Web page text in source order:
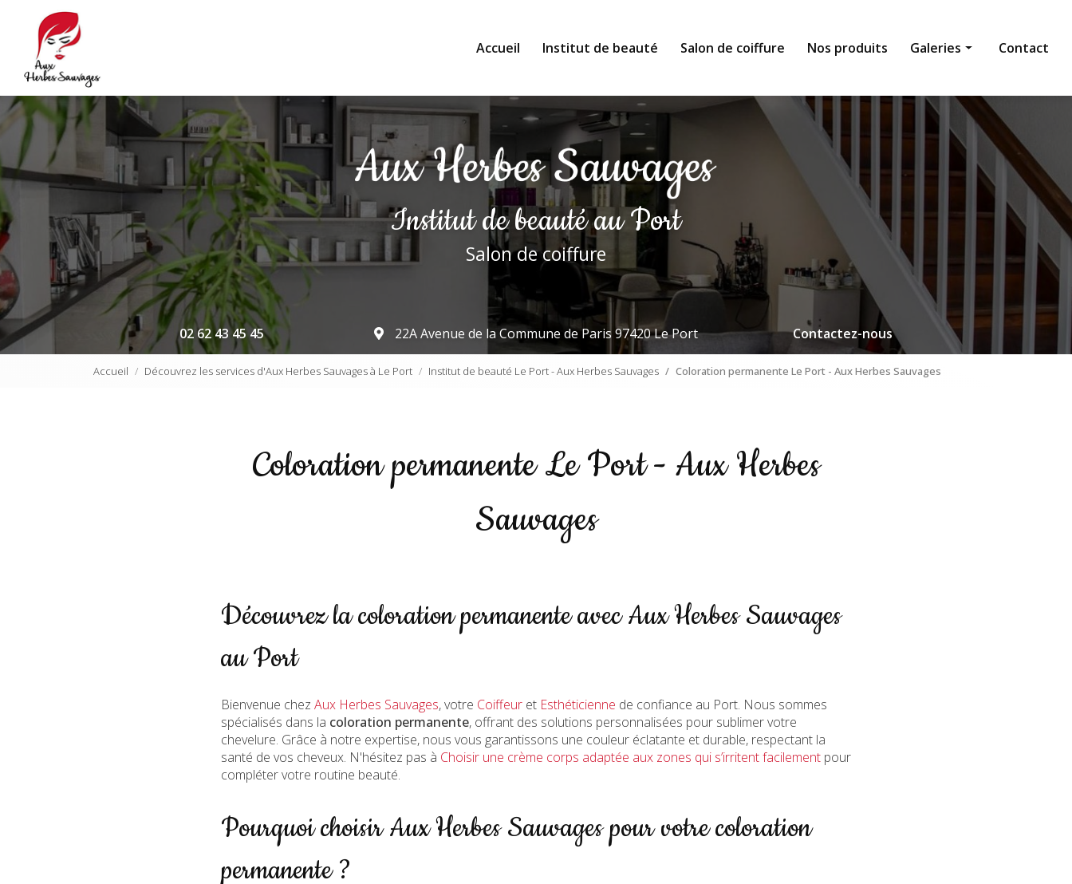
contenu
principal
Accueil Institut de beauté Salon de coiffure Nos produits Galeries
Institut de beauté
Salon de coiffure
Nos produits
Contact
Institut de beautéau Port
Salon de coiffure
02 62 43 45 45 22A Avenue de la Commune de Paris 97420 Le Port Contactez-nous
Accueil Découvrez les services d'Aux Herbes Sauvages à Le Port Institut de beauté Le Port - Aux Herbes Sauvages Coloration permanente Le Port - Aux Herbes Sauvages
Coloration permanente Le Port - Aux Herbes
Sauvages
Découvrez la coloration permanente avec Aux Herbes Sauvages
au Port
Bienvenue chez Aux Herbes Sauvages, votre Coiffeur et Esthéticienne de confiance au Port. Nous sommes
spécialisés dans la coloration permanente, offrant des solutions personnalisées pour sublimer votre
chevelure. Grâce à notre expertise, nous vous garantissons une couleur éclatante et durable, respectant la
santé de vos cheveux. N'hésitez pas à Choisir une crème corps adaptée aux zones qui s’irritent facilement pour
compléter votre routine beauté.
Pourquoi choisir Aux Herbes Sauvages pour votre coloration
permanente ?